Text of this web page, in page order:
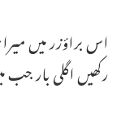
اس براؤزر میں
رکھیں اگلی بار